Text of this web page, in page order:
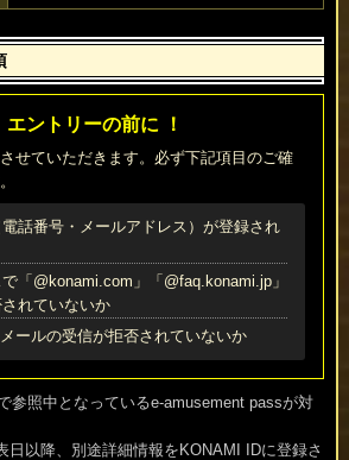
エントリーの前に ！
せていただきます。必ず下記項目のご確
話番号・メールアドレス）が登録され
「@konami.com」「@faq.konami.jp」
れていないか
ールの受信が拒否されていないか
参照中となっているe-amusement passが対
以降、別途詳細情報をKONAMI IDに登録さ